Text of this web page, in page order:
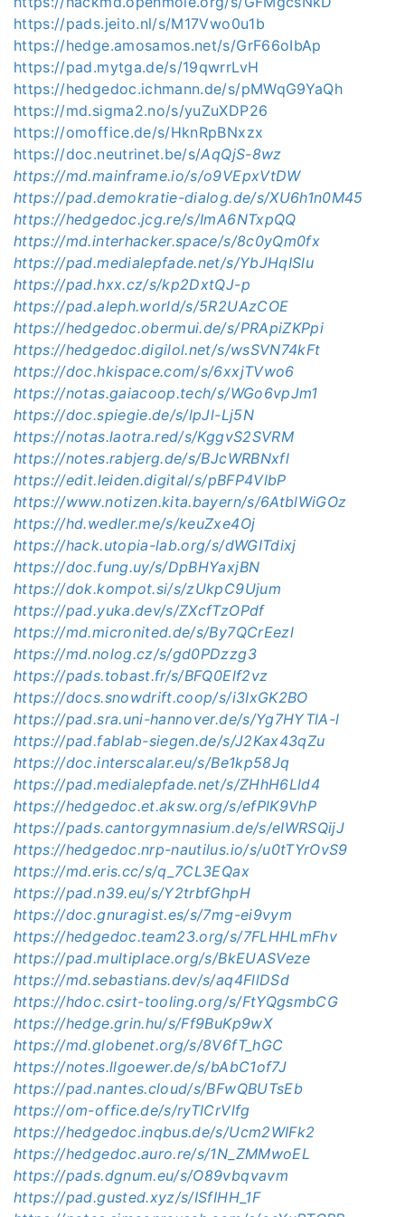
https://pads.jeito.nl/s/M17Vwo0u1b
https://hedge.amosamos.net/s/GrF66oIbAp
https://pad.mytga.de/s/19qwrrLvH
https://hedgedoc.ichmann.de/s/pMWqG9YaQh
https://md.sigma2.no/s/yuZuXDP26
https://omoffice.de/s/HknRpBNxzx
https://doc.neutrinet.be/s/AqQjS-8wz
https://md.mainframe.io/s/o9VEpxVtDW
https://pad.demokratie-dialog.de/s/XU6h1n0M45
https://hedgedoc.jcg.re/s/ImA6NTxpQQ
https://md.interhacker.space/s/8c0yQm0fx
https://pad.medialepfade.net/s/YbJHqISlu
https://pad.hxx.cz/s/kp2DxtQJ-p
https://pad.aleph.world/s/5R2UAzCOE
https://hedgedoc.obermui.de/s/PRApiZKPpi
https://hedgedoc.digilol.net/s/wsSVN74kFt
https://doc.hkispace.com/s/6xxjTVwo6
https://notas.gaiacoop.tech/s/WGo6vpJm1
https://doc.spiegie.de/s/lpJl-Lj5N
https://notas.laotra.red/s/KggvS2SVRM
https://notes.rabjerg.de/s/BJcWRBNxfl
https://edit.leiden.digital/s/pBFP4VlbP
https://www.notizen.kita.bayern/s/6AtblWiGOz
https://hd.wedler.me/s/keuZxe4Oj
https://hack.utopia-lab.org/s/dWGITdixj
https://doc.fung.uy/s/DpBHYaxjBN
https://dok.kompot.si/s/zUkpC9Ujum
https://pad.yuka.dev/s/ZXcfTzOPdf
https://md.micronited.de/s/By7QCrEezl
https://md.nolog.cz/s/gd0PDzzg3
https://pads.tobast.fr/s/BFQ0Elf2vz
https://docs.snowdrift.coop/s/i3IxGK2BO
https://pad.sra.uni-hannover.de/s/Yg7HYTlA-l
https://pad.fablab-siegen.de/s/J2Kax43qZu
https://doc.interscalar.eu/s/Be1kp58Jq
https://pad.medialepfade.net/s/ZHhH6Lld4
https://hedgedoc.et.aksw.org/s/efPlK9VhP
https://pads.cantorgymnasium.de/s/eIWRSQijJ
https://hedgedoc.nrp-nautilus.io/s/u0tTYrOvS9
https://md.eris.cc/s/q_7CL3EQax
https://pad.n39.eu/s/Y2trbfGhpH
https://doc.gnuragist.es/s/7mg-ei9vym
https://hedgedoc.team23.org/s/7FLHHLmFhv
https://pad.multiplace.org/s/BkEUASVeze
https://md.sebastians.dev/s/aq4FllDSd
https://hdoc.csirt-tooling.org/s/FtYQgsmbCG
https://hedge.grin.hu/s/Ff9BuKp9wX
https://md.globenet.org/s/8V6fT_hGC
https://notes.llgoewer.de/s/bAbC1of7J
https://pad.nantes.cloud/s/BFwQBUTsEb
https://om-office.de/s/ryTICrVlfg
https://hedgedoc.inqbus.de/s/Ucm2WIFk2
https://hedgedoc.auro.re/s/1N_ZMMwoEL
https://pads.dgnum.eu/s/O89vbqvavm
https://pad.gusted.xyz/s/ISfIHH_1F